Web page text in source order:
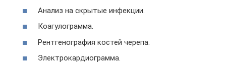
Анализ на скрытые инфекции.
Коагулограмма.
Рентгенография костей черепа.
Электрокардиограмма.